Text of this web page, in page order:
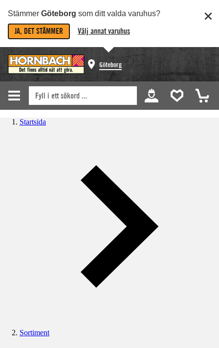
Stämmer Göteborg som ditt valda varuhus?
JA, DET STÄMMER Välj annat varuhus
Göteborg
Startsida
Sortiment